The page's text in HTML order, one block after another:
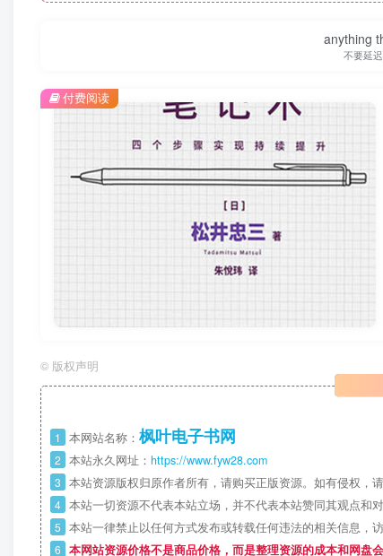
anything
不要延
付费阅读
© 版权声明
1 本网站名称： 枫叶电子书网
2 本站永久网址： https://www.fyw28.com
3 本站资源版权归原作者所有，请购买正版资源。如有侵权，
4 本站一切资源不代表本站立场，并不代表本站赞同其观点和对
5 本站一律禁止以任何方式发布或转载任何违法的相关信息，
6 本网站资源价格不是商品价格，而是整理资源的成本和网盘